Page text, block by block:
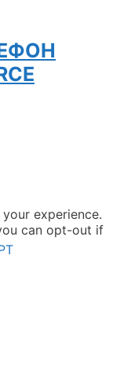
experience.
can opt-out if